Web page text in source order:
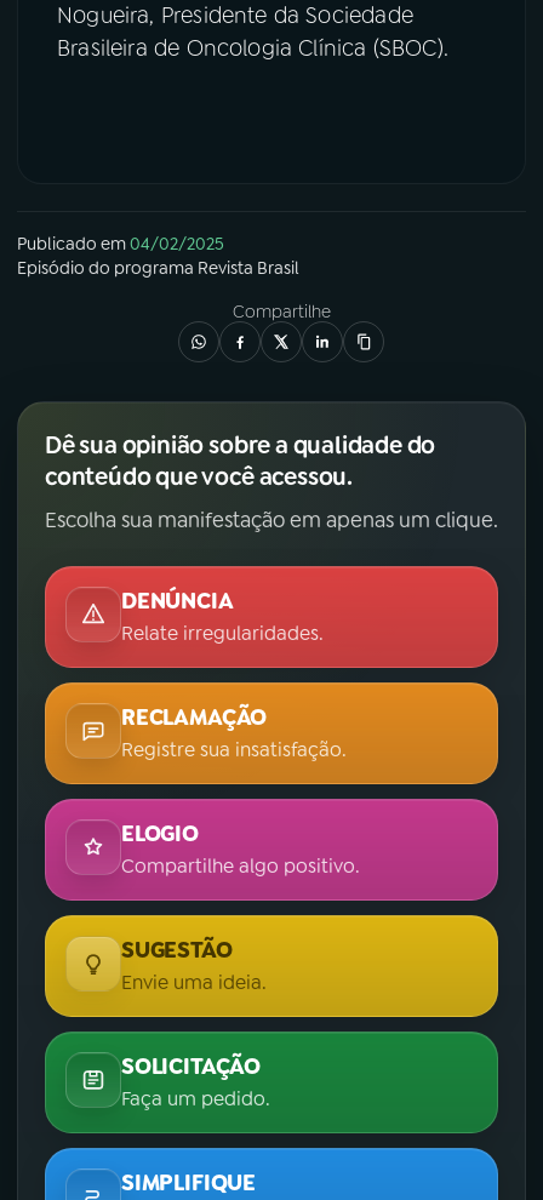
Nogueira, Presidente da Sociedade
Brasileira de Oncologia Clínica (SBOC).
Publicado em04/02/2025
Episódio do programa Revista Brasil
Compartilhe
Dê sua opinião sobre a qualidade do
conteúdo que você acessou.
Escolha sua manifestação em apenas um clique.
DENÚNCIA
Relate irregularidades.
RECLAMAÇÃO
Registre sua insatisfação.
ELOGIO
Compartilhe algo positivo.
SUGESTÃO
Envie uma ideia.
SOLICITAÇÃO
Faça um pedido.
SIMPLIFIQUE